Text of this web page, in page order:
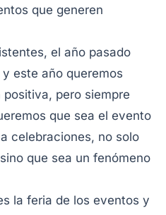
que generen
el año pasado
este año queremos
pero siempre
que sea el evento
celebraciones, no solo
que sea un fenómeno
la feria de los eventos y